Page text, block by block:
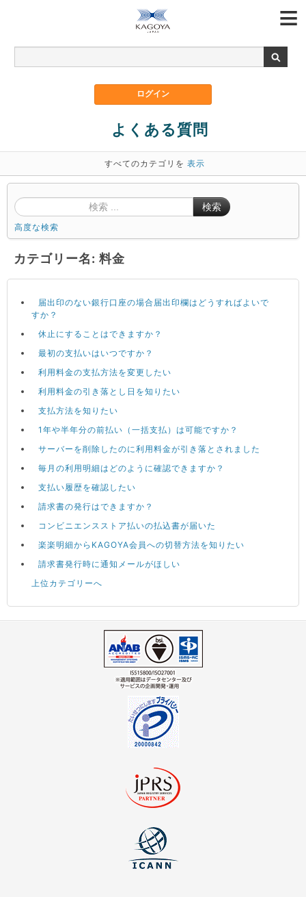
よくある質問
すべてのカテゴリを 表示
検索
高度な検索
カテゴリー名: 料金
届出印のない銀行口座の場合届出印欄はどうすればよいで
すか？
休止にすることはできますか？
最初の支払いはいつですか？
利用料金の支払方法を変更したい
利用料金の引き落とし日を知りたい
支払方法を知りたい
1年や半年分の前払い（一括支払）は可能ですか？
サーバーを削除したのに利用料金が引き落とされました
毎月の利用明細はどのように確認できますか？
支払い履歴を確認したい
請求書の発行はできますか？
コンビニエンスストア払いの払込書が届いた
楽楽明細からKAGOYA会員への切替方法を知りたい
請求書発行時に通知メールがほしい
上位カテゴリーへ